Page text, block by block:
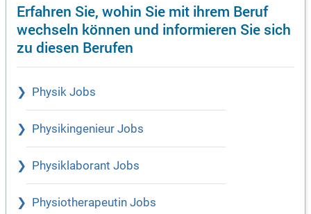
Erfahren Sie, wohin Sie mit ihrem Beruf
wechseln können und informieren Sie sich
zu diesen Berufen
Physik Jobs
Physikingenieur Jobs
Physiklaborant Jobs
Physiotherapeutin Jobs